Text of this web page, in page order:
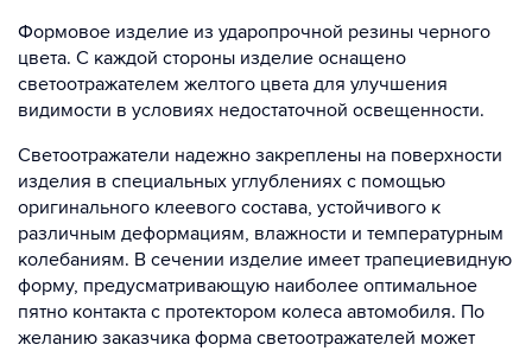
Формовое изделие из ударопрочной резины черного
цвета. С каждой стороны изделие оснащено
светоотражателем желтого цвета для улучшения
видимости в условиях недостаточной освещенности.
Светоотражатели надежно закреплены на поверхности
изделия в специальных углублениях с помощью
оригинального клеевого состава, устойчивого к
различным деформациям, влажности и температурным
колебаниям. В сечении изделие имеет трапециевидную
форму, предусматривающую наиболее оптимальное
пятно контакта с протектором колеса автомобиля. По
желанию заказчика форма светоотражателей может